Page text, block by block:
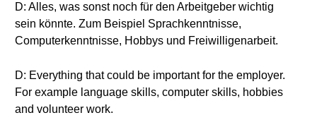
D: Alles, was sonst noch für den Arbeitgeber wichtig
sein könnte. Zum Beispiel Sprachkenntnisse,
Computerkenntnisse, Hobbys und Freiwilligenarbeit.
D: Everything that could be important for the employer.
For example language skills, computer skills, hobbies
and volunteer work.